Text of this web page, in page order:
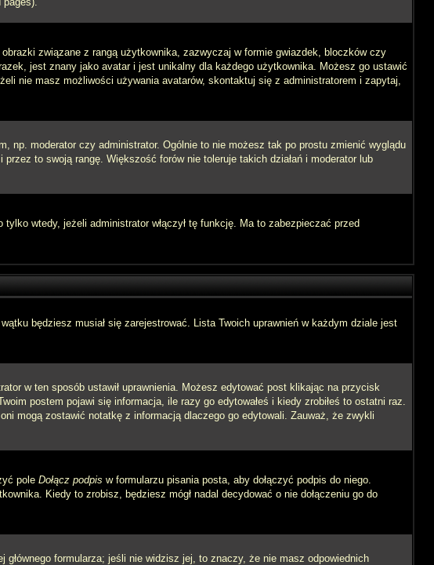
związane z rangą użytkownika, zazwyczaj w formie gwiazdek, bloczków czy
jest znany jako avatar i jest unikalny dla każdego użytkownika. Możesz go ustawić
nie masz możliwości używania avatarów, skontaktuj się z administratorem i zapytaj,
np. moderator czy administrator. Ogólnie to nie możesz tak po prostu zmienić wyglądu
to swoją rangę. Większość forów nie toleruje takich działań i moderator lub
wtedy, jeżeli administrator włączył tę funkcję. Ma to zabezpieczać przed
będziesz musiał się zarejestrować. Lista Twoich uprawnień w każdym dziale jest
w ten sposób ustawił uprawnienia. Możesz edytować post klikając na przycisk
postem pojawi się informacja, ile razy go edytowałeś i kiedy zrobiłeś to ostatni raz.
mogą zostawić notatkę z informacją dlaczego go edytowali. Zauważ, że zwykli
pole Dołącz podpis w formularzu pisania posta, aby dołączyć podpis do niego.
Kiedy to zrobisz, będziesz mógł nadal decydować o nie dołączeniu go do
formularza; jeśli nie widzisz jej, to znaczy, że nie masz odpowiednich